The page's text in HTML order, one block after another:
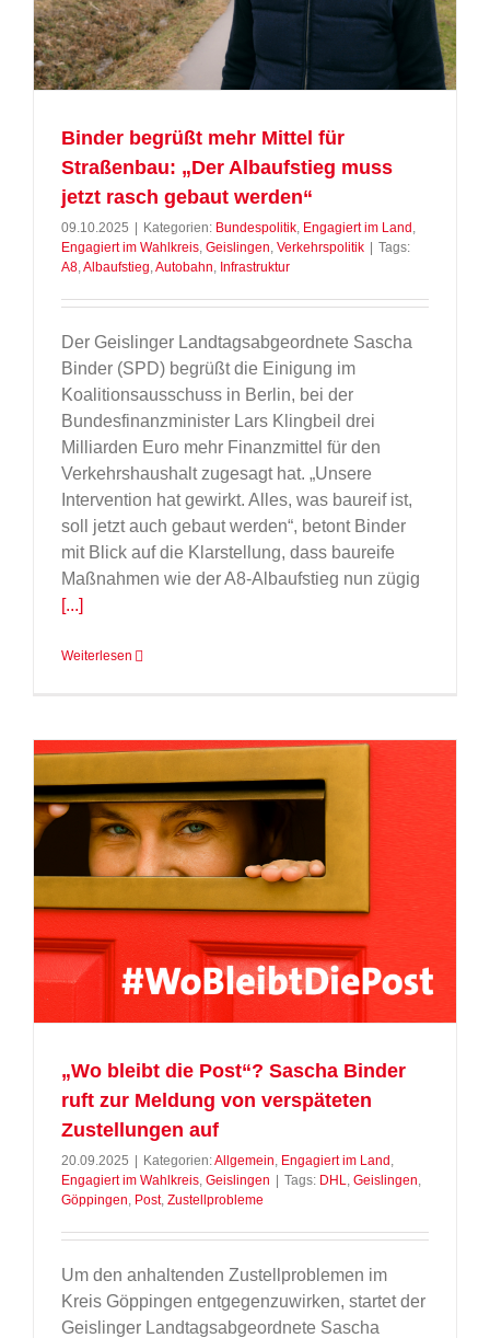
Binder begrüßt mehr Mittel für
Straßenbau: „Der Albaufstieg muss
jetzt rasch gebaut werden“
09.10.2025 | Kategorien: Bundespolitik Engagiert im Land
Engagiert im Wahlkreis Geislingen Verkehrspolitik | Tags:
A8 Albaufstieg Autobahn Infrastruktur
Der Geislinger Landtagsabgeordnete Sascha
Binder (SPD) begrüßt die Einigung im
Koalitionsausschuss in Berlin, bei der
Bundesfinanzminister Lars Klingbeil drei
Milliarden Euro mehr Finanzmittel für den
Verkehrshaushalt zugesagt hat. „Unsere
Intervention hat gewirkt. Alles, was baureif ist,
soll jetzt auch gebaut werden“, betont Binder
mit Blick auf die Klarstellung, dass baureife
Maßnahmen wie der A8-Albaufstieg nun zügig
[...]
Weiterlesen
„Wo bleibt die Post“? Sascha Binder
ruft zur Meldung von verspäteten
Zustellungen auf
20.09.2025 | Kategorien:Allgemein Engagiert im Land
Engagiert im Wahlkreis Geislingen | Tags: DHL Geislingen
Göppingen Post, Zustellprobleme
Um den anhaltenden Zustellproblemen im
Kreis Göppingen entgegenzuwirken, startet der
Geislinger Landtagsabgeordnete Sascha